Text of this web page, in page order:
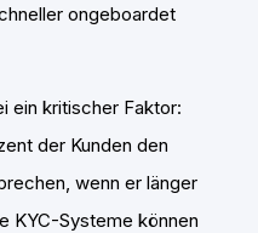
ongeboardet
ein kritischer Faktor:
der Kunden den
wenn er länger
KYC-Systeme können